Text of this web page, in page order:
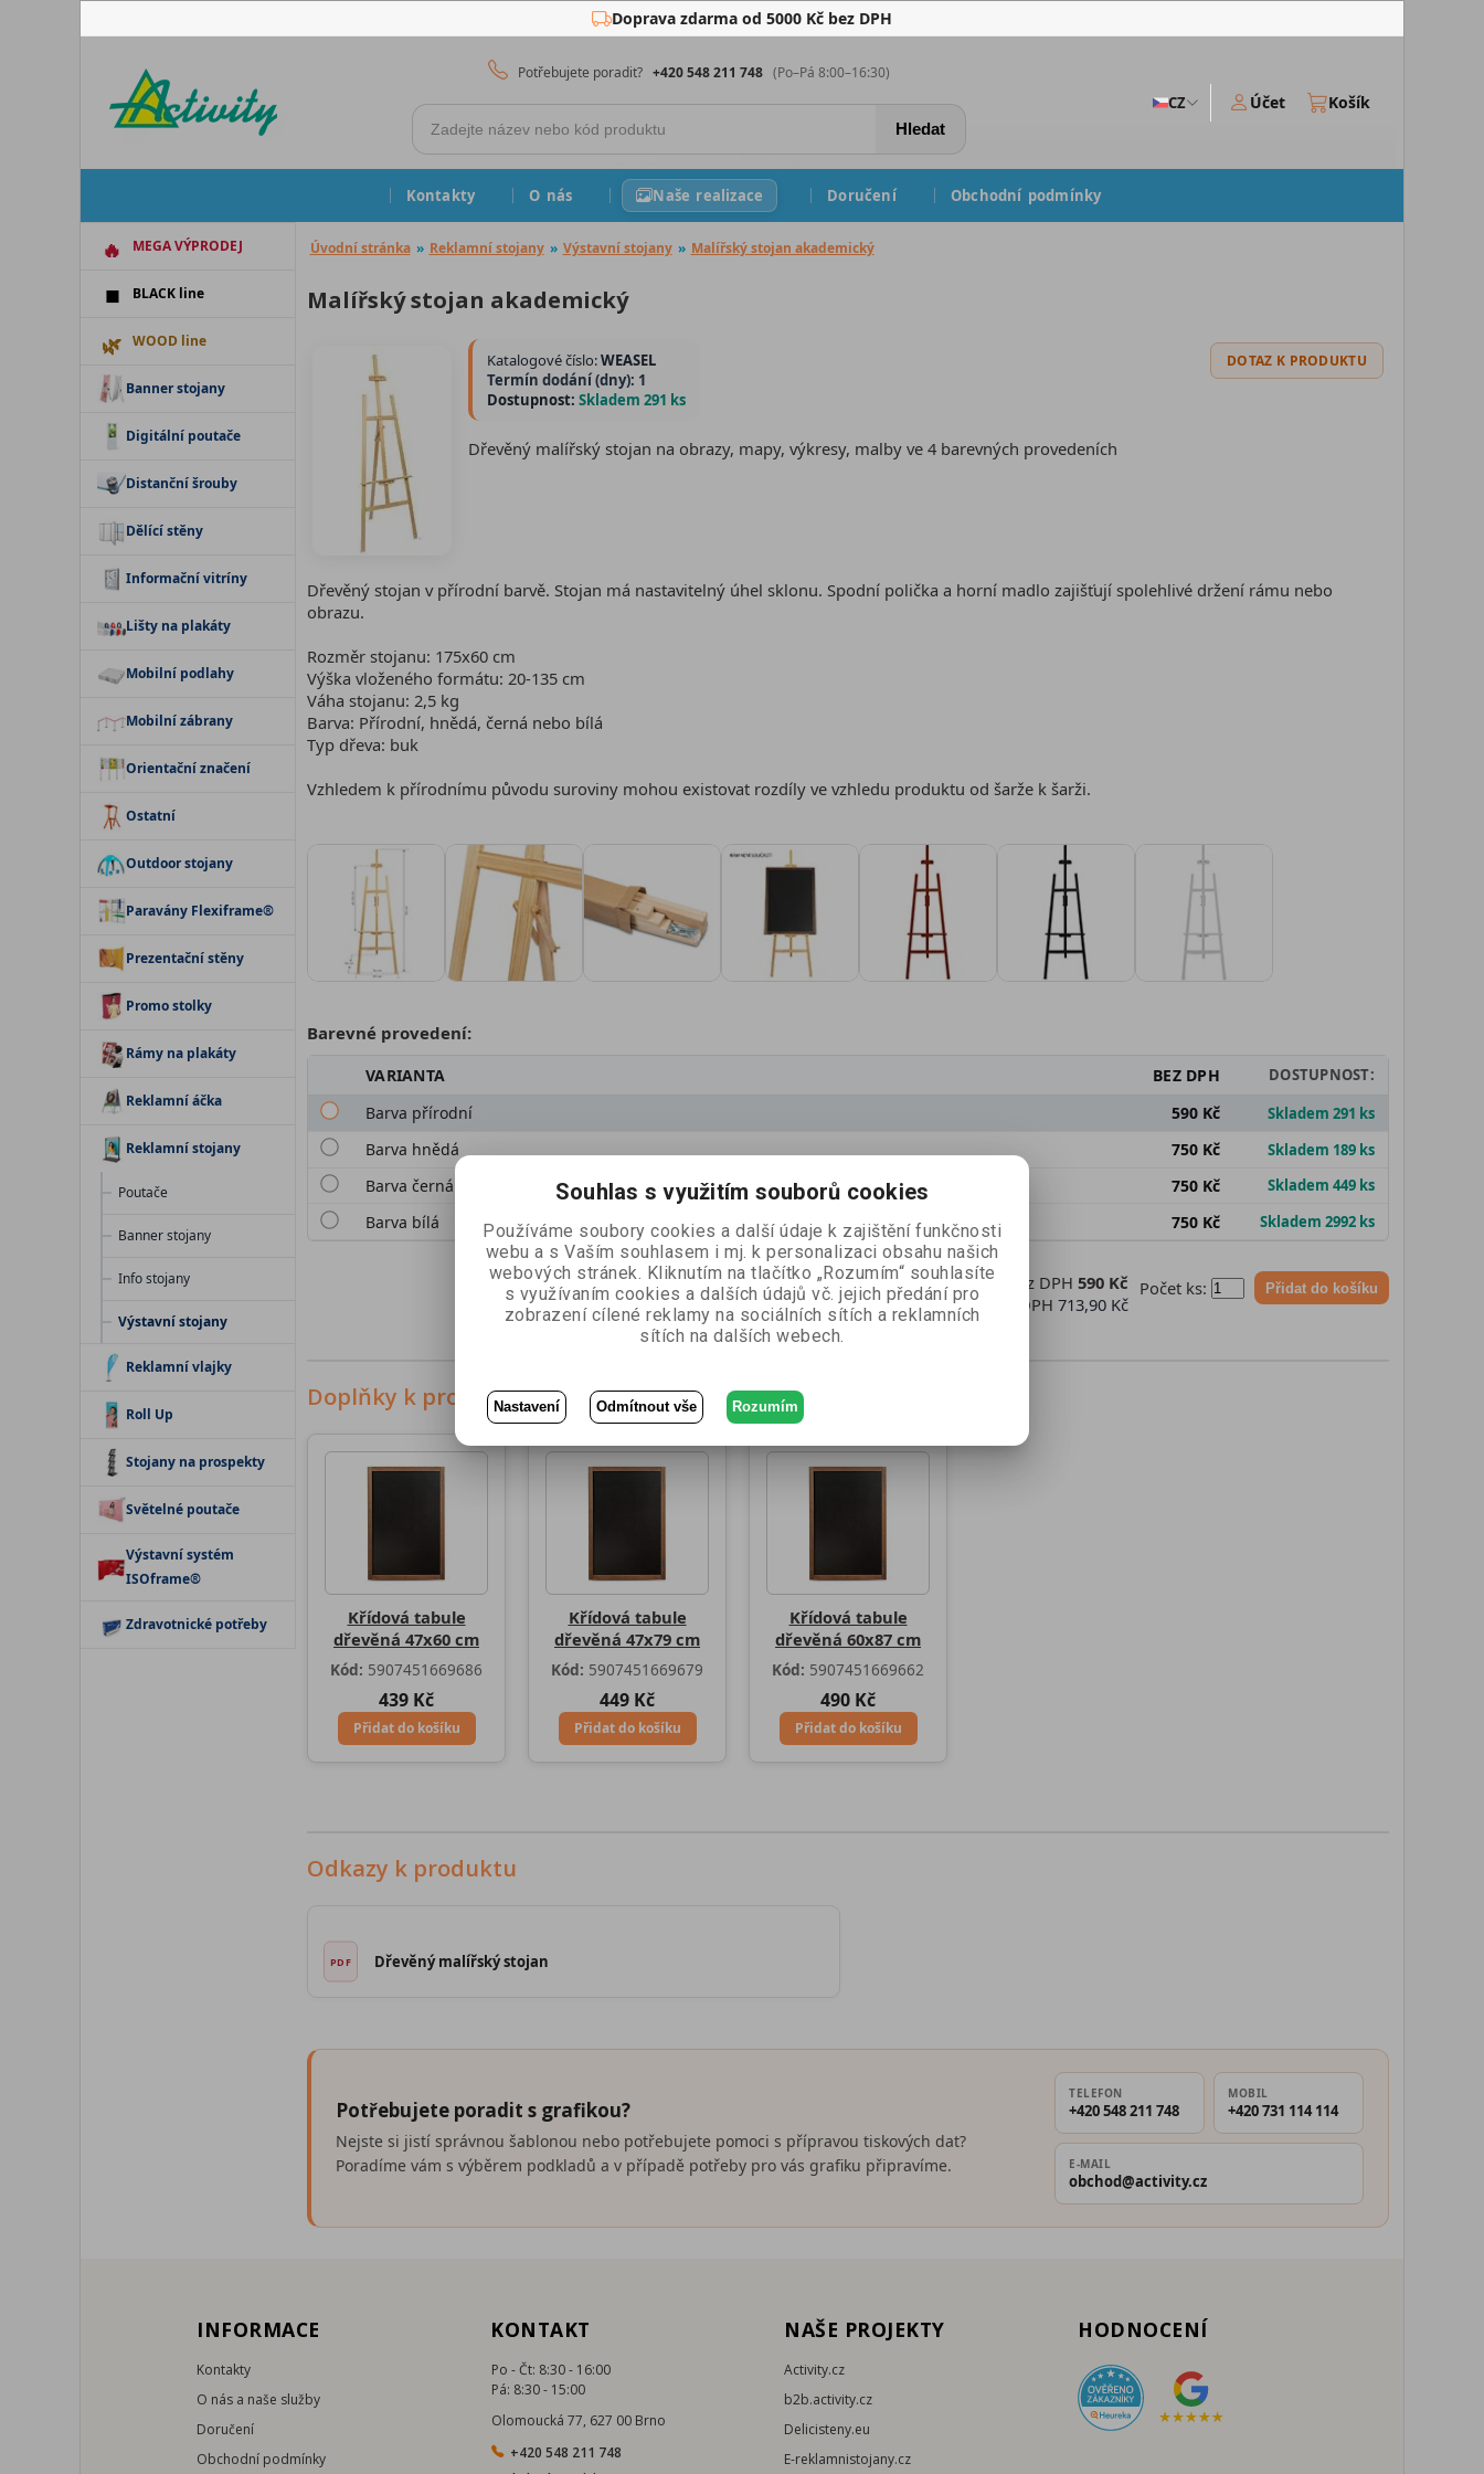
Doprava zdarma od 5000 Kč bez DPH
Potřebujete poradit? +420 548 211 748 (Po–Pá 8:00–16:30)
Hledat
CZ Účet Košík
Kontakty O nás Naše realizace Doručení Obchodní podmínky
MEGA VÝPRODEJ
BLACK line
WOOD line
Banner stojany
Digitální poutače
Distanční šrouby
Dělící stěny
Informační vitríny
Lišty na plakáty
Mobilní podlahy
Mobilní zábrany
Orientační značení
Ostatní
Outdoor stojany
Paravány Flexiframe®
Prezentační stěny
Promo stolky
Rámy na plakáty
Reklamní áčka
Reklamní stojany
Poutače
Banner stojany
Info stojany
Výstavní stojany
Reklamní vlajky
Roll Up
Stojany na prospekty
Světelné poutače
Výstavní systém
ISOframe®
Zdravotnické potřeby
Úvodní stránka » Reklamní stojany » Výstavní stojany » Malířský stojan akademický
Malířský stojan akademický
DOTAZ K PRODUKTU
Katalogové číslo:WEASEL
Termín dodání (dny): 1
Dostupnost: Skladem 291 ks
Dřevěný malířský stojan na obrazy, mapy, výkresy, malby ve 4 barevných provedeních
Dřevěný stojan v přírodní barvě. Stojan má nastavitelný úhel sklonu. Spodní polička a horní madlo zajišťují spolehlivé držení rámu nebo
obrazu.
Rozměr stojanu: 175x60 cm
Výška vloženého formátu: 20-135 cm
Váha stojanu: 2,5 kg
Barva: Přírodní, hnědá, černá nebo bílá
Typ dřeva: buk
Vzhledem k přírodnímu původu suroviny mohou existovat rozdíly ve vzhledu produktu od šarže k šarži.
Barevné provedení:
VARIANTA BEZ DPH DOSTUPNOST:
Barva přírodní 590 Kč Skladem 291 ks
Barva hnědá 750 Kč Skladem 189 ks
Barva černá 750 Kč Skladem 449 ks
Barva bílá 750 Kč Skladem 2992 ks
Počet ks: Přidat do košíku
cena bez DPH 590 Kč
cena s DPH 713,90 Kč
Doplňky k produktu
Křídová tabule
dřevěná 47x60 cm
Kód: 5907451669686
439 Kč
Přidat do košíku
Křídová tabule
dřevěná 47x79 cm
Kód: 5907451669679
449 Kč
Přidat do košíku
Křídová tabule
dřevěná 60x87 cm
Kód: 5907451669662
490 Kč
Přidat do košíku
Odkazy k produktu
Dřevěný malířský stojan
Potřebujete poradit s grafikou?
Nejste si jistí správnou šablonou nebo potřebujete pomoci s přípravou tiskových dat?
Poradíme vám s výběrem podkladů a v případě potřeby pro vás grafiku připravíme.
TELEFON
+420 548 211 748
MOBIL
+420 731 114 114
E-MAIL
obchod@activity.cz
INFORMACE
Kontakty
O nás a naše služby
Doručení
Obchodní podmínky
KONTAKT
Po - Čt: 8:30 - 16:00
Pá: 8:30 - 15:00
Olomoucká 77, 627 00 Brno
+420 548 211 748
NAŠE PROJEKTY
Activity.cz
b2b.activity.cz
Delicisteny.eu
E-reklamnistojany.cz
HODNOCENÍ
Souhlas s využitím souborů cookies
Používáme soubory cookies a další údaje k zajištění funkčnosti
webu a s Vaším souhlasem i mj. k personalizaci obsahu našich
webových stránek. Kliknutím na tlačítko „Rozumím“ souhlasíte
s využívaním cookies a dalších údajů vč. jejich předání pro
zobrazení cílené reklamy na sociálních sítích a reklamních
sítích na dalších webech.
Nastavení Odmítnout vše Rozumím